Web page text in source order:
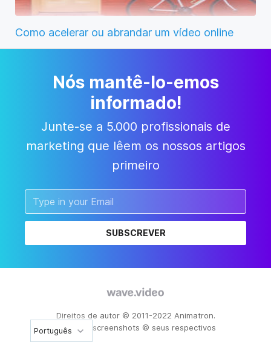
Como acelerar ou abrandar um vídeo online
Nós mantê-lo-emos
informado!
Junte-se a 5.000 profissionais de
marketing que lêem os nossos artigos
primeiro
SUBSCREVER
Direitos de autor © 2011-2022 Animatron.
Todos os screenshots © seus respectivos
Português